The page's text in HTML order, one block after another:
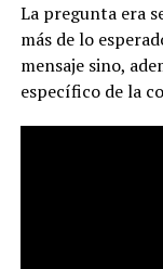
La pregunta era
más de lo
mensaje sino,
específico de la